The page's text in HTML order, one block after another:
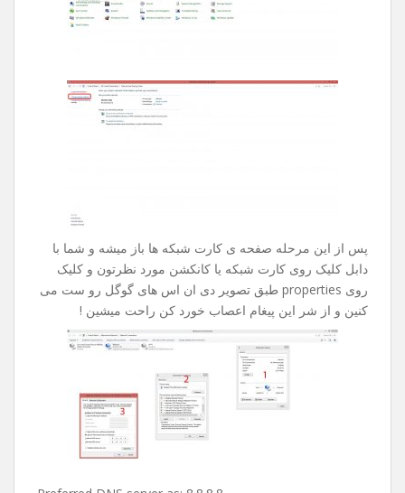
دی ان اس هارو آپدیت میکنه .
پس از این مرحله صفحه ی کارت شبکه ها باز میشه و شما با
دابل کلیک روی کارت شبکه یا کانکشن مورد نظرتون و کلیک
روی properties طبق تصویر دی ان اس های گوگل رو ست می
کنین و از شر این پیغام اعصاب خورد کن راحت میشین !